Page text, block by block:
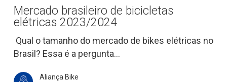
bicicletas
elétricas
2023/2024
Mercado brasileiro de bicicletas
elétricas 2023/2024
Qual o tamanho do mercado de bikes elétricas no
Brasil? Essa é a pergunta…
Aliança Bike